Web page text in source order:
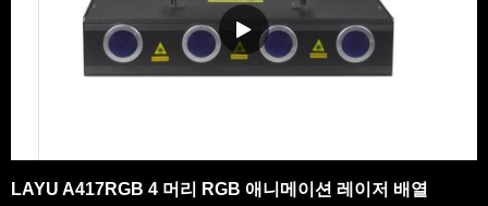
LAYU A417RGB 4 머리 RGB 애니메이션 레이저 배열